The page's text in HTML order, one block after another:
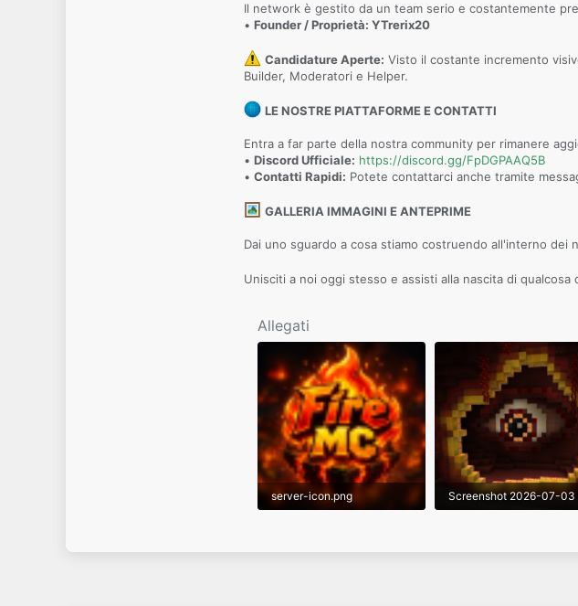
Il network è gestito da un team serio e costantemente
• Founder / Proprietà: YTrerix20
Candidature Aperte: Visto il costante incremento
Builder, Moderatori e Helper.
LE NOSTRE PIATTAFORME E CONTATTI
Entra a far parte della nostra community per rimanere
• Discord Ufficiale: https://discord.gg/FpDGPAAQ5B
• Contatti Rapidi: Potete contattarci anche tramite
GALLERIA IMMAGINI E ANTEPRIME
Dai uno sguardo a cosa stiamo costruendo all'interno dei
Unisciti a noi oggi stesso e assisti alla nascita di
Allegati
server-icon.png